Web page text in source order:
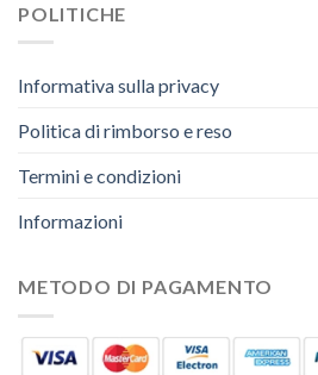
POLITICHE
Informativa sulla privacy
Politica di rimborso e reso
Termini e condizioni
Informazioni
METODO DI PAGAMENTO